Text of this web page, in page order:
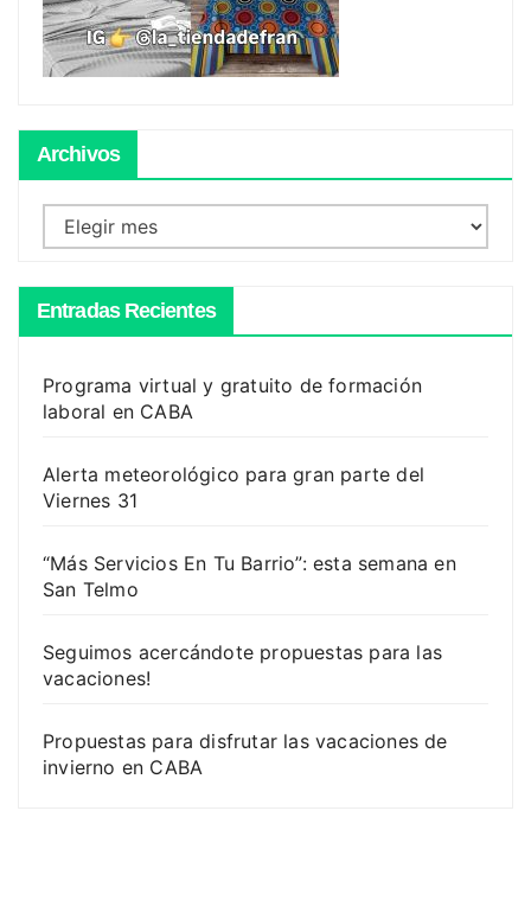
Archivos
Archivos
Entradas Recientes
Programa virtual y gratuito de formación
laboral en CABA
Alerta meteorológico para gran parte del
Viernes 31
“Más Servicios En Tu Barrio”: esta semana en
San Telmo
Seguimos acercándote propuestas para las
vacaciones!
Propuestas para disfrutar las vacaciones de
invierno en CABA